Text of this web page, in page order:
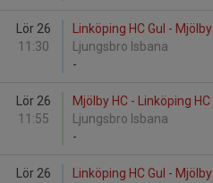
Lör 26
11:30
Linköping HC Gul - Mjölby
Ljungsbro Isbana
-
Lör 26
11:55
Mjölby HC - Linköping
Ljungsbro Isbana
-
Lör 26
Linköping HC Gul - Mjölby